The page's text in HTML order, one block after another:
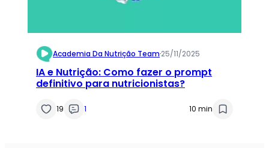
Academia Da Nutrição Team·25/11/2025
IA e Nutrição: Como fazer o prompt
definitivo para nutricionistas?
19 1 10 min